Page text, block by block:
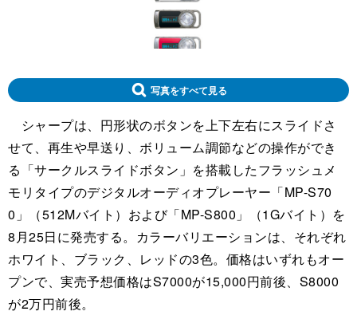
写真をすべて見る
シャープは、円形状のボタンを上下左右にスライドさ
せて、再生や早送り、ボリューム調節などの操作ができ
る「サークルスライドボタン」を搭載したフラッシュメ
モリタイプのデジタルオーディオプレーヤー「MP-S70
0」（512Mバイト）および「MP-S800」（1Gバイト）を
8月25日に発売する。カラーバリエーションは、それぞれ
ホワイト、ブラック、レッドの3色。価格はいずれもオー
プンで、実売予想価格はS7000が15,000円前後、S8000
が2万円前後。